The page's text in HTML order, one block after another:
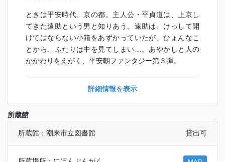
ときは平安時代、京の都。主人公・平貞道は、上京し
てきた遠助という男と知りあう。遠助は、けっして開
けてはならない小箱をあずかっていたが、ひょんなこ
とから、ふたりは中を見てしまい…。あやかしと人の
かかわりをえがく、平安朝ファンタジー第３弾。
詳細情報を表示
所蔵館
所蔵館：潮来市立図書館 貸出可